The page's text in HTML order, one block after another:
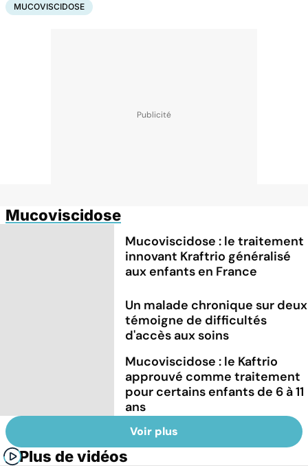
MUCOVISCIDOSE
Mucoviscidose
Mucoviscidose : le traitement
innovant Kraftrio généralisé
aux enfants en France
Un malade chronique sur deux
témoigne de difficultés
d'accès aux soins
Mucoviscidose : le Kaftrio
approuvé comme traitement
pour certains enfants de 6 à 11
ans
Voir plus
Plus de vidéos